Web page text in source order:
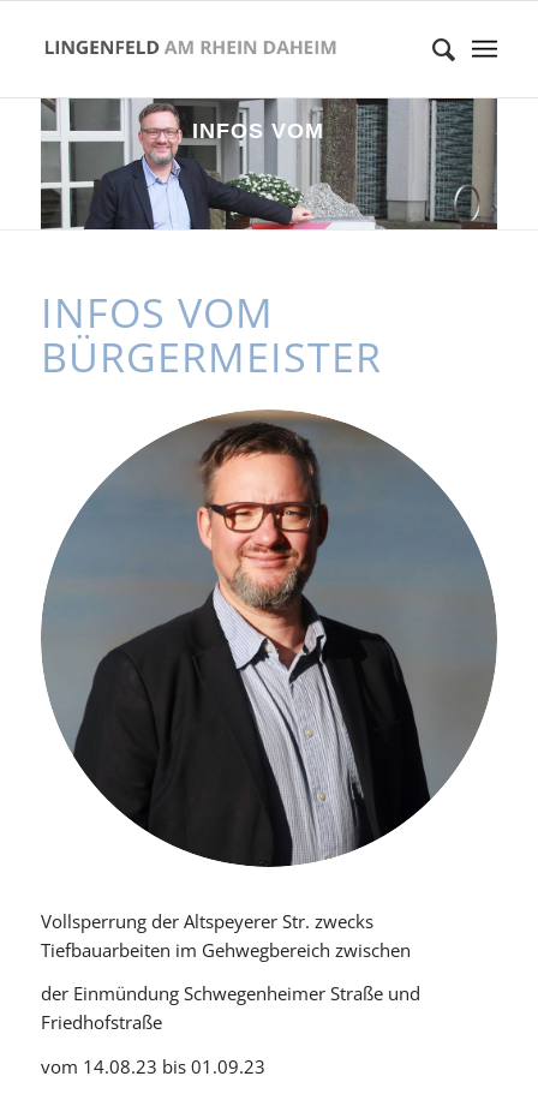
INFOS VOM
BÜ E RMEI
INFOS VOM
BÜRGERMEISTER
Vollsperrung der Altspeyerer Str. zwecks
Tiefbauarbeiten im Gehwegbereich zwischen
der Einmündung Schwegenheimer Straße und
Friedhofstraße
vom 14.08.23 bis 01.09.23